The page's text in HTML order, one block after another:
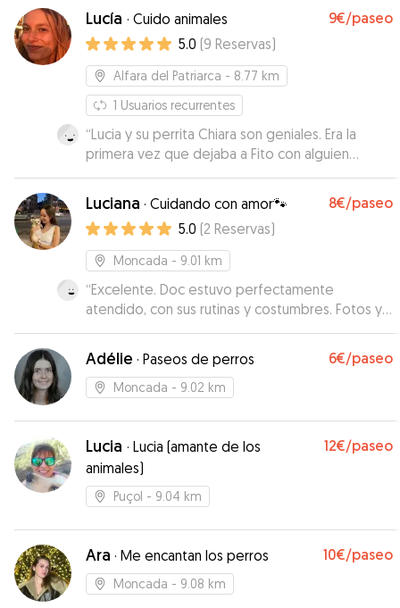
Lucía · Cuido animales 9€/paseo
5.0 (9 Reservas)
Alfara del Patriarca - 8.77 km
1 Usuarios recurrentes
“Lucia y su perrita Chiara son geniales. Era la
primera vez que dejaba a Fito con alguien
desconocido, y estaba intranquila. Lucia lo ha
tratado como a un hijo, y su perrita Chiara se
convirtió desde el minuto 1 en su mejor amiga.
Encantada de la vida !!”
Luciana · Cuidando con amor🐾 8€/paseo
5.0 (2 Reservas)
Moncada - 9.01 km
“Excelente. Doc estuvo perfectamente
atendido, con sus rutinas y costumbres. Fotos y
actualizaciones cada día. Luciana lo ha cuidado y
nos ha transmitido tranquilidad y confianza. Muy
recomendable.”
Adélie · Paseos de perros 6€/paseo
Moncada - 9.02 km
Lucia · Lucia (amante de los
animales)
12€/paseo
Puçol - 9.04 km
Ara · Me encantan los perros 10€/paseo
Moncada - 9.08 km